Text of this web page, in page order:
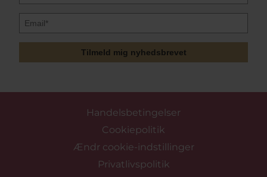
Tilmeld mig nyhedsbrevet
Handelsbetingelser
Cookiepolitik
Ændr cookie-indstillinger
Privatlivspolitik